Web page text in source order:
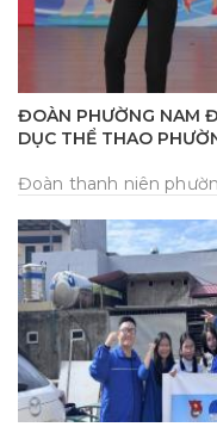
ĐOÀN PHƯỜNG NAM
DỤC THỂ THAO
Đoàn thanh niên